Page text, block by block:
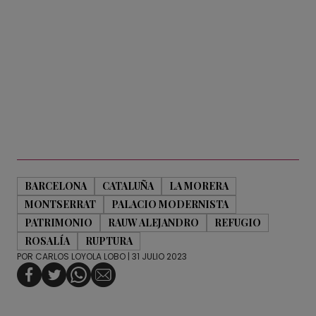
BARCELONA CATALUÑA
LA MORERA
MONTSERRAT
PALACIO MODERNISTA
PATRIMONIO
RAUW ALEJANDRO
REFUGIO
ROSALÍA
RUPTURA
POR CARLOS LOYOLA LOBO | 31 JULIO 2023